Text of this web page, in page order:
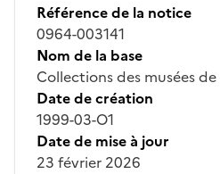
Référence de la notice
0964-003141
Nom de la base
Collections des musées
Date de création
1999-03-O1
Date de mise à jour
23 février 2026